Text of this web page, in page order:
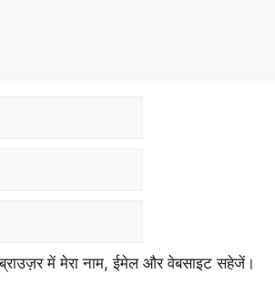
में मेरा नाम, ईमेल और वेबसाइट सहेजें।